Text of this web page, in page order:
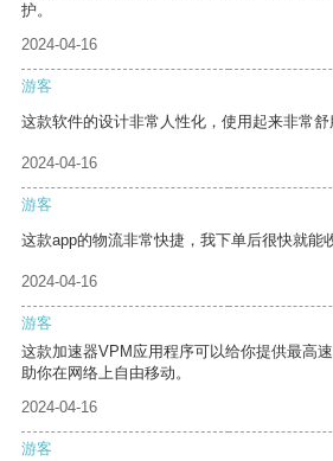
护。
2024-04-16
游客
这款软件的设计非常人性化，使用起来非常舒
2024-04-16
游客
这款app的物流非常快捷，我下单后很快就能
2024-04-16
游客
这款加速器VPM应用程序可以给你提供最高
助你在网络上自由移动。
2024-04-16
游客